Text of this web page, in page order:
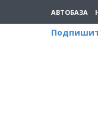
АВТОБАЗА